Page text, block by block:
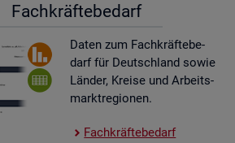
Fach­kräf­te­be­darf
Daten zum Fach­kräf­te­be­
darf für Deutsch­land sowie
Län­der, Krei­se und Ar­beits­
markt­re­gio­nen.
Fach­kräf­te­be­darf